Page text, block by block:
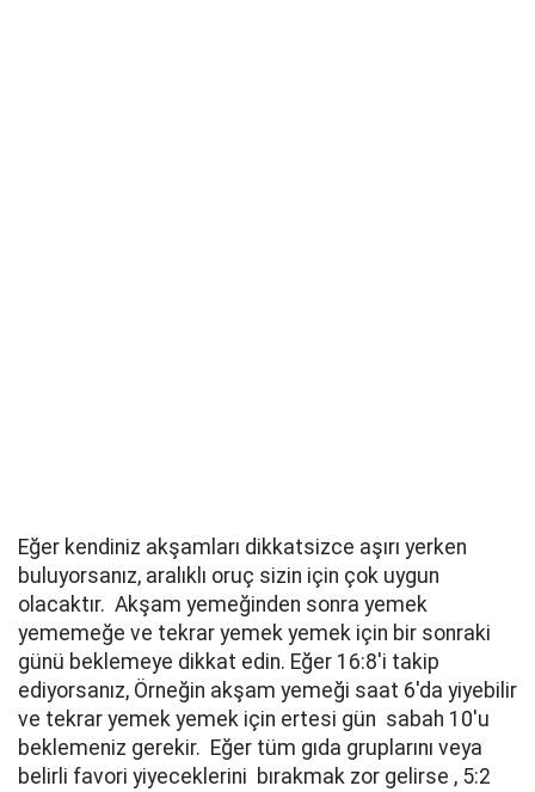
Eğer kendiniz akşamları dikkatsizce aşırı yerken
buluyorsanız, aralıklı oruç sizin için çok uygun
olacaktır. Akşam yemeğinden sonra yemek
yememeğe ve tekrar yemek yemek için bir sonraki
günü beklemeye dikkat edin. Eğer 16:8'i takip
ediyorsanız, Örneğin akşam yemeği saat 6'da yiyebilir
ve tekrar yemek yemek için ertesi gün sabah 10'u
beklemeniz gerekir. Eğer tüm gıda gruplarını veya
belirli favori yiyeceklerini bırakmak zor gelirse , 5:2